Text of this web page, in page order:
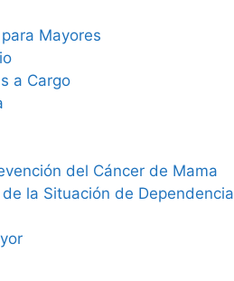
Mayores
a Cargo
del Cáncer de Mama
la Situación de Dependencia